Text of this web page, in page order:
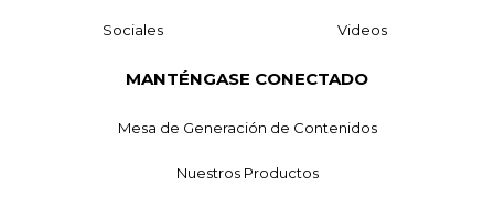
Sociales Videos
MANTÉNGASE CONECTADO
Mesa de Generación de Contenidos
Nuestros Productos